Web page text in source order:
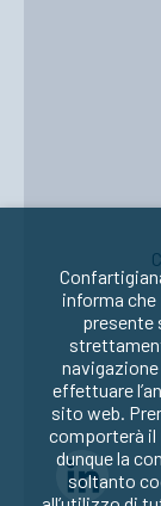
informa
presente
navigazione
effettuare
sito web.
comporterà il
dunque la
soltanto